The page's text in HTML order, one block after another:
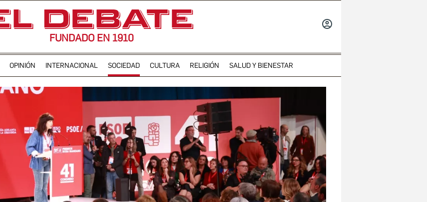
FUNDADO EN 1910
OPINIÓN INTERNACIONAL SOCIEDAD CULTURA RELIGIÓN SALUD Y BIENESTAR